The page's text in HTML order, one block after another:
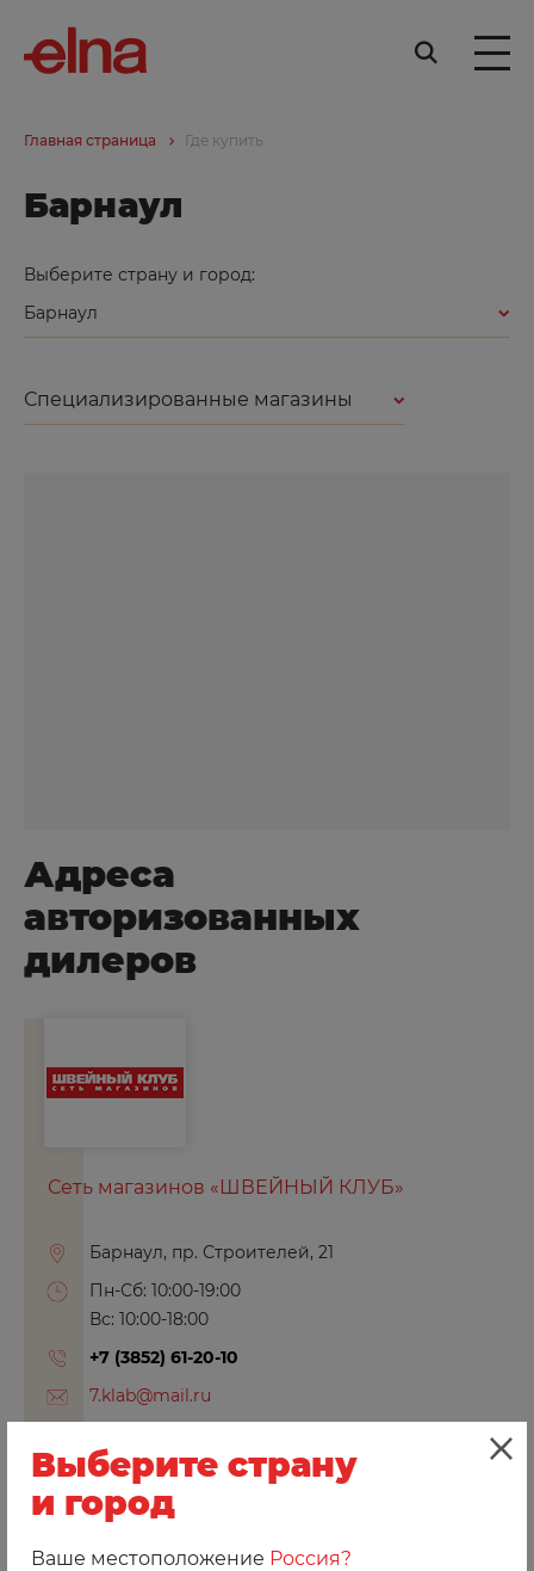
Главная страница Где купить
Барнаул
Выберите страну и город:
Барнаул
Специализированные магазины
Адреса
авторизованных
дилеров
Сеть магазинов «ШВЕЙНЫЙ КЛУБ»
Барнаул, пр. Строителей, 21
Пн-Сб: 10:00-19:00
Вс: 10:00-18:00
+7 (3852) 61-20-10
7.klab@mail.ru
Выберите страну
и город
Ваше местоположение Россия?